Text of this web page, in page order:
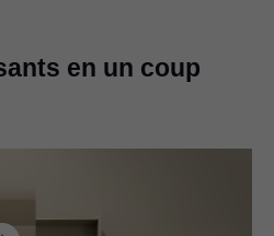
en un coup